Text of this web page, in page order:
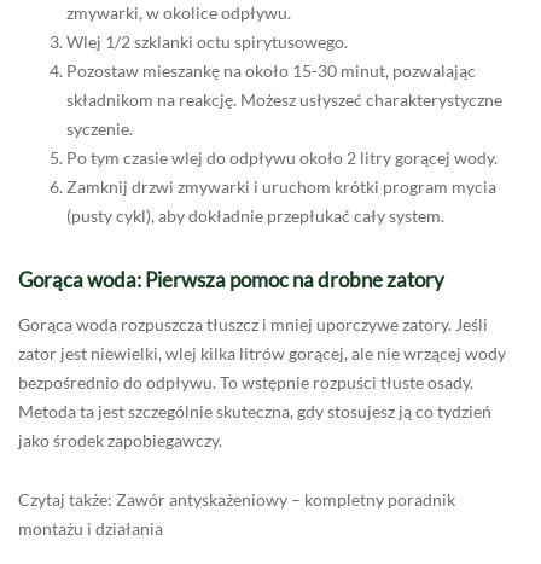
zmywarki, w okolice odpływu.
Wlej 1/2 szklanki octu spirytusowego.
Pozostaw mieszankę na około 15-30 minut, pozwalając
składnikom na reakcję. Możesz usłyszeć charakterystyczne
syczenie.
Po tym czasie wlej do odpływu około 2 litry gorącej wody.
Zamknij drzwi zmywarki i uruchom krótki program mycia
(pusty cykl), aby dokładnie przepłukać cały system.
Gorąca woda: Pierwsza pomoc na drobne zatory
Gorąca woda rozpuszcza tłuszcz i mniej uporczywe zatory. Jeśli
zator jest niewielki, wlej kilka litrów gorącej, ale nie wrzącej wody
bezpośrednio do odpływu. To wstępnie rozpuści tłuste osady.
Metoda ta jest szczególnie skuteczna, gdy stosujesz ją co tydzień
jako środek zapobiegawczy.
Czytaj także: Zawór antyskażeniowy – kompletny poradnik
montażu i działania